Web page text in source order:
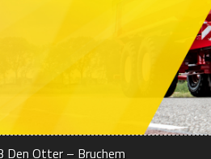
Den Otter – Bruchem